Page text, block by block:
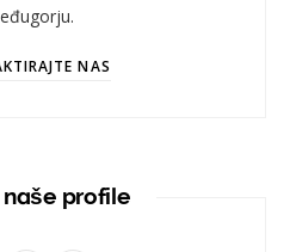
NAS
profile